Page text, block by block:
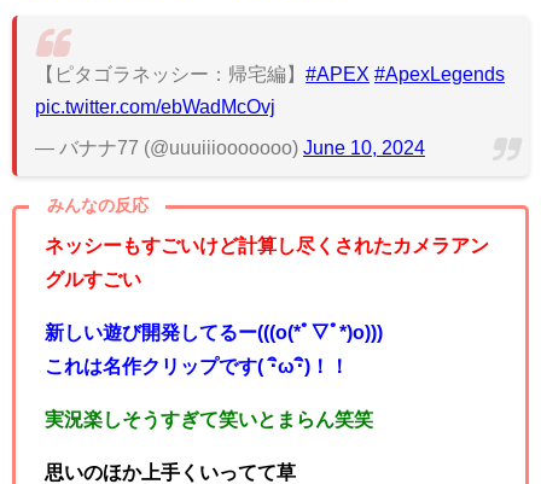
【ピタゴラネッシー：帰宅編】 #APEX #ApexLegends
pic.twitter.com/ebWadMcOvj
— バナナ77 (@uuuiiiooooooo) June 10, 2024
みんなの反応
ネッシーもすごいけど計算し尽くされたカメラアン
グルすごい
新しい遊び開発してるー(((o(*ﾟ▽ﾟ*)o)))
これは名作クリップです( ･ิω･ิ)！！
実況楽しそうすぎて笑いとまらん笑笑
思いのほか上手くいってて草